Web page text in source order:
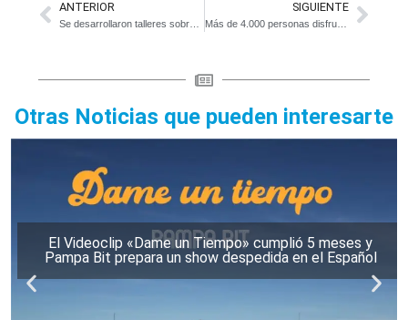
ANTERIOR SIGUIENTE
Más de 4.000 personas disfrutaron de la 2º Fiesta del Cordero en Magdalena
Otras Noticias que pueden interesarte
El Videoclip «Dame un Tiempo» cumplió 5 meses y
Pampa Bit prepara un show despedida en el Español